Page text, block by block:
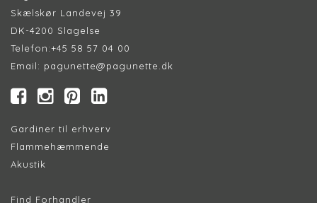
Skælskør Landevej 39
DK-4200 Slagelse
Telefon:+45 58 57 04 00
Email: pagunette@pagunette.dk
Gardiner til erhverv
Flammehæmmende
Akustik
Find Forhandler